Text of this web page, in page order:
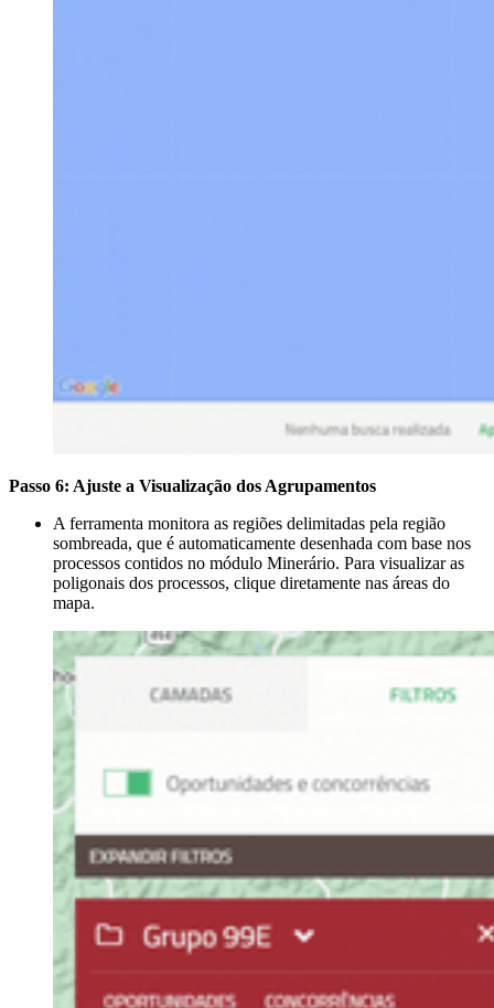
Passo 6: Ajuste a Visualização dos Agrupamentos
A ferramenta monitora as regiões delimitadas pela região
sombreada, que é automaticamente desenhada com base nos
processos contidos no módulo Minerário. Para visualizar as
poligonais dos processos, clique diretamente nas áreas do
mapa.